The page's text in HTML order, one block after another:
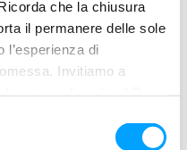
che la chiusura
il permanere delle sole
l’esperienza di
Invitiamo a
basi lubrificanti e gli